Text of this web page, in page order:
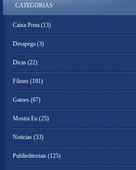
CATEGORIAS
Caixa Preta (13)
Desapega (3)
Dicas (22)
Filmes (191)
Games (67)
Mostra Eu (25)
Noticias (53)
Publieditoriais (125)